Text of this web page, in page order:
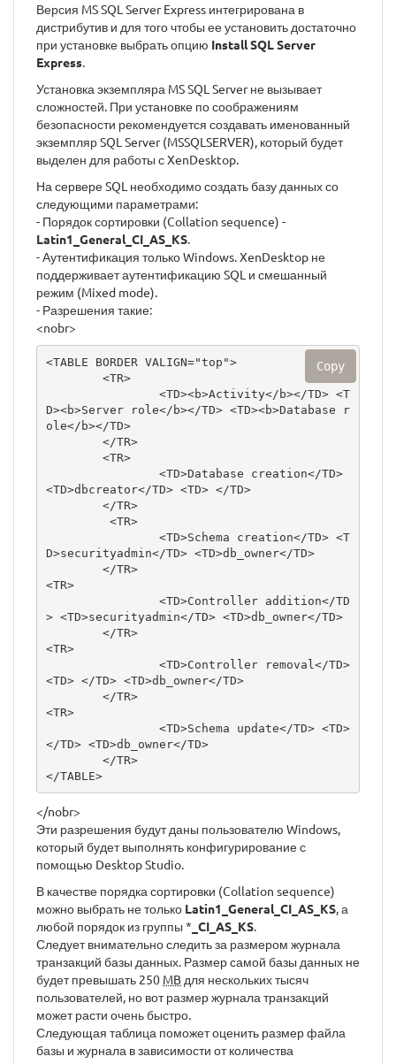
Версия MS SQL Server Express интегрирована в
дистрибутив и для того чтобы ее установить достаточно
при установке выбрать опцию Install SQL Server
Express.
Установка экземпляра MS SQL Server не вызывает
сложностей. При установке по соображениям
безопасности рекомендуется создавать именованный
экземпляр SQL Server (MSSQLSERVER), который будет
выделен для работы с XenDesktop.
На сервере SQL необходимо создать базу данных со
следующими параметрами:
- Порядок сортировки (Collation sequence) -
Latin1_General_CI_AS_KS.
- Аутентификация только Windows. XenDesktop не
поддерживает аутентификацию SQL и смешанный
режим (Mixed mode).
- Разрешения такие:
<nobr>
<TABLE BORDER VALIGN="top">
D><b>Server role</b></TD> <TD><b>Database r
ole</b></TD>
<TD>dbcreator</TD> <TD> </TD>
D>securityadmin</TD> <TD>db_owner</TD>
<TR>
> <TD>securityadmin</TD> <TD>db_owner</TD>
<TR>
<TD> </TD> <TD>db_owner</TD>
<TR>
</TD> <TD>db_owner</TD>
</TABLE>
Copy
</nobr>
Эти разрешения будут даны пользователю Windows,
который будет выполнять конфигурирование с
помощью Desktop Studio.
В качестве порядка сортировки (Collation sequence)
можно выбрать не только Latin1_General_CI_AS_KS, а
любой порядок из группы * _CI_AS_KS.
Следует внимательно следить за размером журнала
транзакций базы данных. Размер самой базы данных не
будет превышать 250 MB для нескольких тысяч
пользователей, но вот размер журнала транзакций
может расти очень быстро.
Следующая таблица поможет оценить размер файла
базы и журнала в зависимости от количества